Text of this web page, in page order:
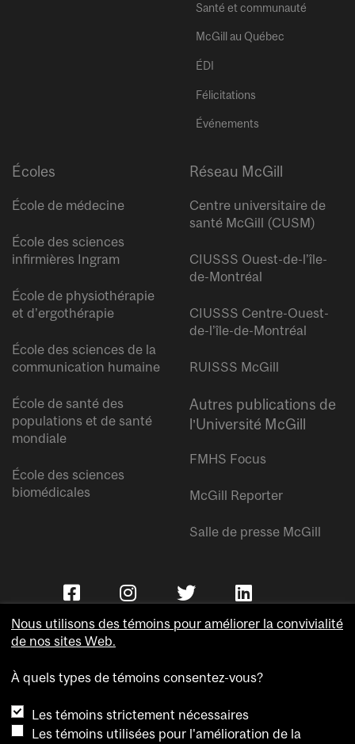
Santé et communauté
McGill au Québec
ÉDI
Félicitations
Événements
Écoles
École de médecine
École des sciences
infirmières Ingram
École de physiothérapie
et d’ergothérapie
École des sciences de la
communication humaine
École de santé des
populations et de santé
mondiale
École des sciences
biomédicales
Réseau McGill
Centre universitaire de
santé McGill (CUSM)
CIUSSS Ouest-de-l’île-
de-Montréal
CIUSSS Centre-Ouest-
de-l’île-de-Montréal
RUISSS McGill
Autres publications de
l’Université McGill
FMHS Focus
McGill Reporter
Salle de presse McGill
Accessibilité
Nous utilisons des témoins pour améliorer la convivialité
de nos sites Web.
À quels types de témoins consentez-vous?
Les témoins strictement nécessaires
Les témoins utilisées pour l'amélioration de la